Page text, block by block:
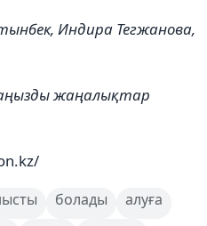
Индира Тегжанова,
жаңалықтар
болады
алуға